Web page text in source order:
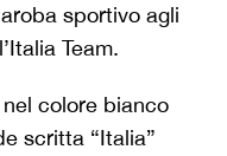
sportivo agli
Team.
colore bianco
scritta “Italia”